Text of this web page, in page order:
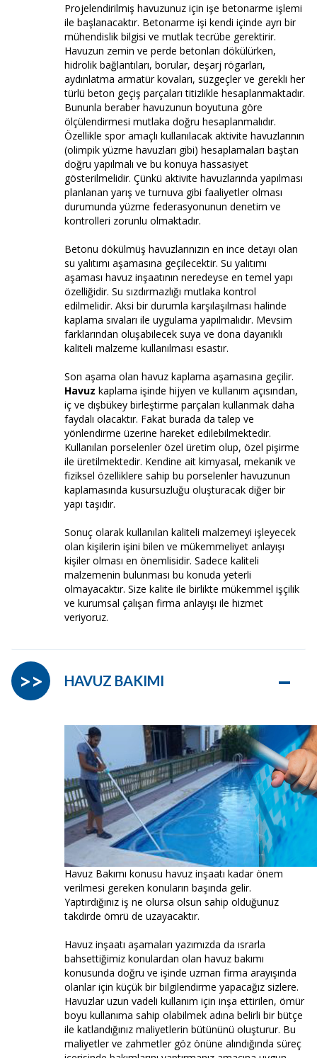
Projelendirilmiş havuzunuz için işe betonarme işlemi
ile başlanacaktır. Betonarme işi kendi içinde ayrı bir
mühendislik bilgisi ve mutlak tecrübe gerektirir.
Havuzun zemin ve perde betonları dökülürken,
hidrolik bağlantıları, borular, deşarj rögarları,
aydınlatma armatür kovaları, süzgeçler ve gerekli her
türlü beton geçiş parçaları titizlikle hesaplanmaktadır.
Bununla beraber havuzunun boyutuna göre
ölçülendirmesi mutlaka doğru hesaplanmalıdır.
Özellikle spor amaçlı kullanılacak aktivite havuzlarının
(olimpik yüzme havuzları gibi) hesaplamaları baştan
doğru yapılmalı ve bu konuya hassasiyet
gösterilmelidir. Çünkü aktivite havuzlarında yapılması
planlanan yarış ve turnuva gibi faaliyetler olması
durumunda yüzme federasyonunun denetim ve
kontrolleri zorunlu olmaktadır.
Betonu dökülmüş havuzlarınızın en ince detayı olan
su yalıtımı aşamasına geçilecektir. Su yalıtımı
aşaması havuz inşaatının neredeyse en temel yapı
özelliğidir. Su sızdırmazlığı mutlaka kontrol
edilmelidir. Aksi bir durumla karşılaşılması halinde
kaplama sıvaları ile uygulama yapılmalıdır. Mevsim
farklarından oluşabilecek suya ve dona dayanıklı
kaliteli malzeme kullanılması esastır.
Son aşama olan havuz kaplama aşamasına geçilir.
Havuz kaplama işinde hijyen ve kullanım açısından,
iç ve dışbükey birleştirme parçaları kullanmak daha
faydalı olacaktır. Fakat burada da talep ve
yönlendirme üzerine hareket edilebilmektedir.
Kullanılan porselenler özel üretim olup, özel pişirme
ile üretilmektedir. Kendine ait kimyasal, mekanik ve
fiziksel özelliklere sahip bu porselenler havuzunun
kaplamasında kusursuzluğu oluşturacak diğer bir
yapı taşıdır.
Sonuç olarak kullanılan kaliteli malzemeyi işleyecek
olan kişilerin işini bilen ve mükemmeliyet anlayışı
kişiler olması en önemlisidir. Sadece kaliteli
malzemenin bulunması bu konuda yeterli
olmayacaktır. Size kalite ile birlikte mükemmel işçilik
ve kurumsal çalışan firma anlayışı ile hizmet
veriyoruz.
HAVUZ BAKIMI –
>>
Havuz Bakımı konusu havuz inşaatı kadar önem
verilmesi gereken konuların başında gelir.
Yaptırdığınız iş ne olursa olsun sahip olduğunuz
takdirde ömrü de uzayacaktır.
Havuz inşaatı aşamaları yazımızda da ısrarla
bahsettiğimiz konulardan olan havuz bakımı
konusunda doğru ve işinde uzman firma arayışında
olanlar için küçük bir bilgilendirme yapacağız sizlere.
Havuzlar uzun vadeli kullanım için inşa ettirilen, ömür
boyu kullanıma sahip olabilmek adına belirli bir bütçe
ile katlandığınız maliyetlerin bütününü oluşturur. Bu
maliyetler ve zahmetler göz önüne alındığında süreç